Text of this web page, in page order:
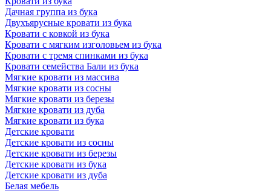
Дачная группа из бука
Двухъярусные кровати из бука
Кровати с ковкой из бука
Кровати с мягким изголовьем из бука
Кровати с тремя спинками из бука
Кровати семейства Бали из бука
Мягкие кровати из массива
Мягкие кровати из сосны
Мягкие кровати из березы
Мягкие кровати из дуба
Мягкие кровати из бука
Детские кровати
Детские кровати из сосны
Детские кровати из березы
Детские кровати из бука
Детские кровати из дуба
Белая мебель